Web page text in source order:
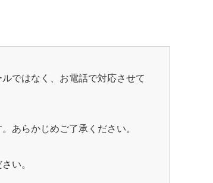
ではなく、お電話で対応させて
あらかじめご了承ください。
い。